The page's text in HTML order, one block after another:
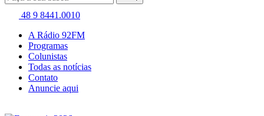
48 9 8441.0010
A Rádio 92FM
Programas
Colunistas
Todas as notícias
Contato
Anuncie aqui